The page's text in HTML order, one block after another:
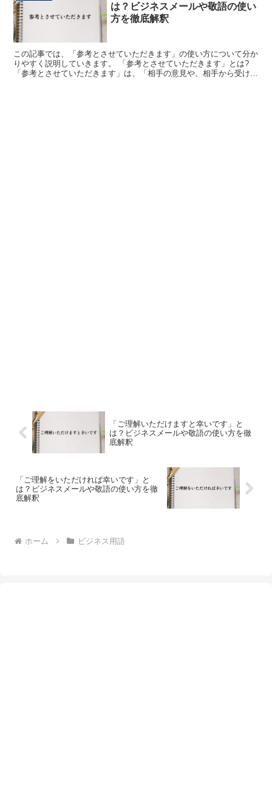
は？ビジネスメールや敬語の使い
方を徹底解釈
この記事では、「参考とさせていただきます」の使い方について分か
りやすく説明していきます。 「参考とさせていただきます」とは?
「参考とさせていただきます」は、「相手の意見や、相手から受けた
「ご理解いただけますと幸いです」と
は？ビジネスメールや敬語の使い方を徹
底解釈
「ご理解をいただければ幸いです」と
は？ビジネスメールや敬語の使い方を徹
底解釈
ホーム ビジネス用語